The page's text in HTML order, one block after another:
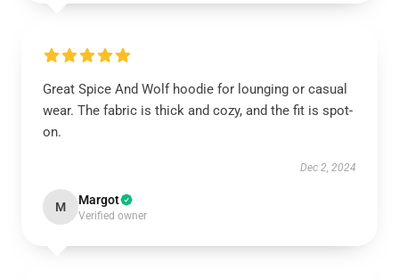
Great Spice And Wolf hoodie for lounging or casual
wear. The fabric is thick and cozy, and the fit is spot-
on.
Dec 2, 2024
M Margot
Verified owner